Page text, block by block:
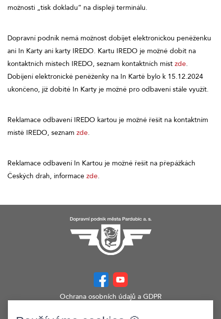
možnosti „tisk dokladu“ na displeji terminálu.
Dopravní podnik nemá možnost dobíjet elektronickou peněženku
ani In Karty ani karty IREDO. Kartu IREDO je možné dobít na
kontaktních místech IREDO, seznam kontaktních míst zde.
Dobíjení elektronické peněženky na In Kartě bylo k 15.12.2024
ukončeno, již dobité In Karty je možné pro odbavení stále využít.
Reklamace odbavení IREDO kartou je možné řešit na kontaktním
místě IREDO, seznam zde.
Reklamace odbavení In Kartou je možné řešit na přepážkách
Českých drah, informace zde.
Ochrana osobních údajů a GDPR
Zobrazit verzi webu pro PC